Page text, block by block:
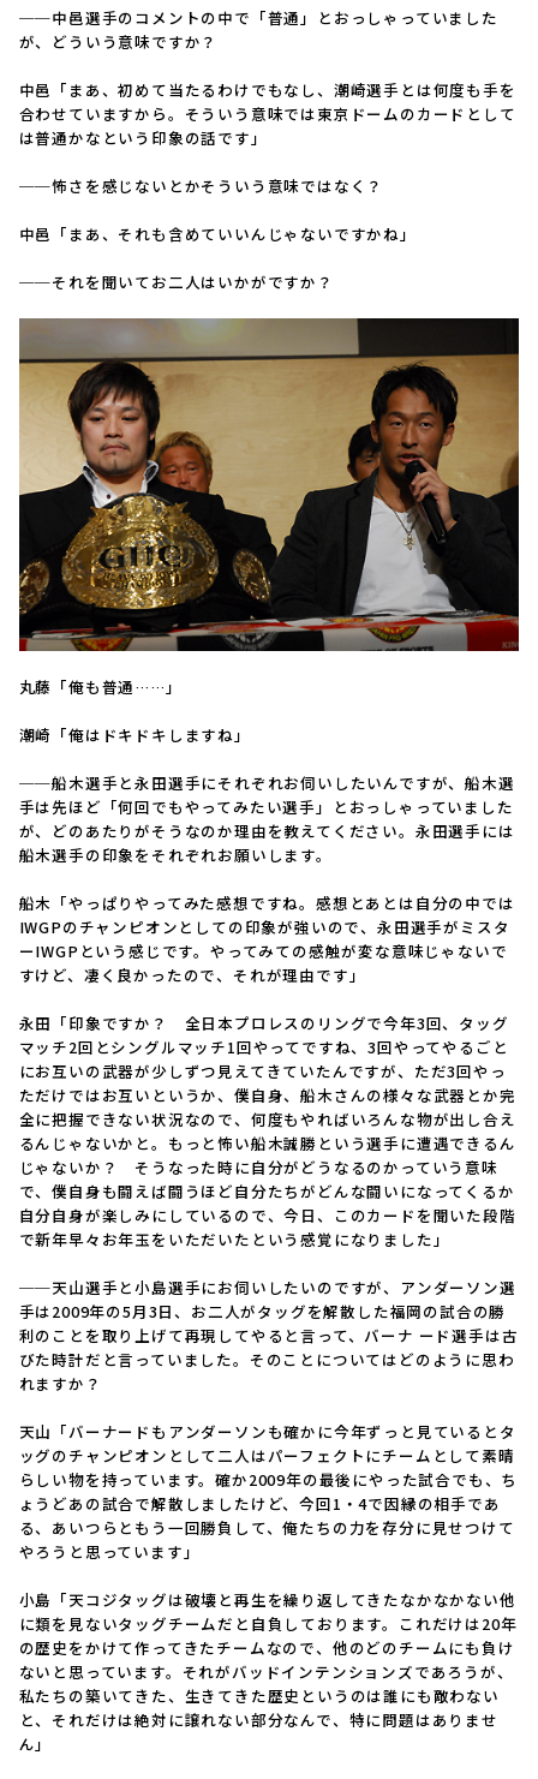
──中邑選手のコメントの中で「普通」とおっしゃっていました
が、どういう意味ですか？
中邑「まあ、初めて当たるわけでもなし、潮崎選手とは何度も手を
合わせていますから。そういう意味では東京ドームのカードとして
は普通かなという印象の話です」
──怖さを感じないとかそういう意味ではなく？
中邑「まあ、それも含めていいんじゃないですかね」
──それを聞いてお二人はいかがですか？
丸藤「俺も普通……」
潮崎「俺はドキドキしますね」
──船木選手と永田選手にそれぞれお伺いしたいんですが、船木選
手は先ほど「何回でもやってみたい選手」とおっしゃっていました
が、どのあたりがそうなのか理由を教えてください。永田選手には
船木選手の印象をそれぞれお願いします。
船木「やっぱりやってみた感想ですね。感想とあとは自分の中では
IWGPのチャンピオンとしての印象が強いので、永田選手がミスタ
ーIWGPという感じです。やってみての感触が変な意味じゃないで
すけど、凄く良かったので、それが理由です」
永田「印象ですか？ 全日本プロレスのリングで今年3回、タッグ
マッチ2回とシングルマッチ1回やってですね、3回やってやるごと
にお互いの武器が少しずつ見えてきていたんですが、ただ3回やっ
ただけではお互いというか、僕自身、船木さんの様々な武器とか完
全に把握できない状況なので、何度もやればいろんな物が出し合え
るんじゃないかと。もっと怖い船木誠勝という選手に遭遇できるん
じゃないか？ そうなった時に自分がどうなるのかっていう意味
で、僕自身も闘えば闘うほど自分たちがどんな闘いになってくるか
自分自身が楽しみにしているので、今日、このカードを聞いた段階
で新年早々お年玉をいただいたという感覚になりました」
──天山選手と小島選手にお伺いしたいのですが、アンダーソン選
手は2009年の5月3日、お二人がタッグを解散した福岡の試合の勝
利のことを取り上げて再現してやると言って、バーナ ード選手は古
びた時計だと言っていました。そのことについてはどのように思わ
れますか？
天山「バーナードもアンダーソンも確かに今年ずっと見ているとタ
ッグのチャンピオンとして二人はパーフェクトにチームとして素晴
らしい物を持っています。確か2009年の最後にやった試合でも、ち
ょうどあの試合で解散しましたけど、今回1・4で因縁の相手であ
る、あいつらともう一回勝負して、俺たちの力を存分に見せつけて
やろうと思っています」
小島「天コジタッグは破壊と再生を繰り返してきたなかなかない他
に類を見ないタッグチームだと自負しております。これだけは20年
の歴史をかけて作ってきたチームなので、他のどのチームにも負け
ないと思っています。それがバッドインテンションズであろうが、
私たちの築いてきた、生きてきた歴史というのは誰にも敵わない
と、それだけは絶対に譲れない部分なんで、特に問題はありませ
ん」